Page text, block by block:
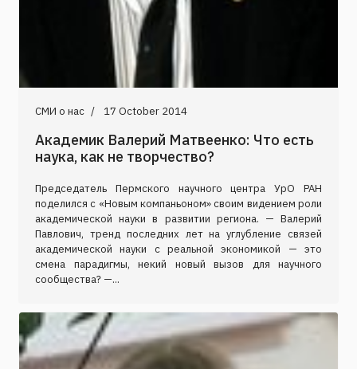
СМИ о нас 17 October 2014
Академик Валерий Матвеенко: Что есть
наука, как не творчество?
Председатель Пермского научного центра УрО РАН
поделился с «Новым компаньоном» своим видением роли
академической науки в развитии региона. — Валерий
Павлович, тренд последних лет на углубление связей
академической науки с реальной экономикой — это
смена парадигмы, некий новый вызов для научного
сообщества? —...